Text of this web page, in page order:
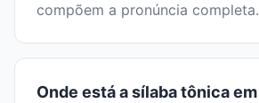
compõem a pronúncia completa.
Onde está a sílaba tônica